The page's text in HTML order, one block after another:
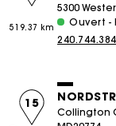
519.37 km
5300
Ouvert -
15
Collington